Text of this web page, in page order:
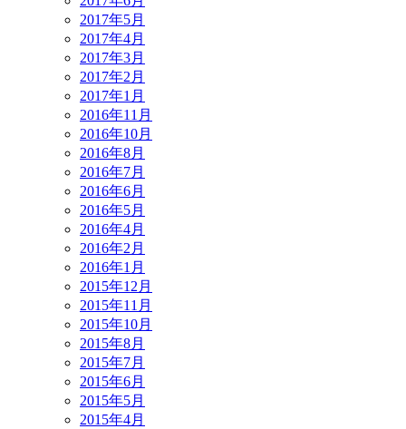
2017年5月
2017年4月
2017年3月
2017年2月
2017年1月
2016年11月
2016年10月
2016年8月
2016年7月
2016年6月
2016年5月
2016年4月
2016年2月
2016年1月
2015年12月
2015年11月
2015年10月
2015年8月
2015年7月
2015年6月
2015年5月
2015年4月